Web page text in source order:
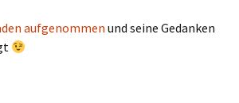
aufgenommen und seine Gedanken